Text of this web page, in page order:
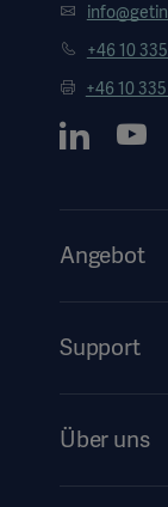
+46 10
+46 10
Angebot
Services
Support
Über uns